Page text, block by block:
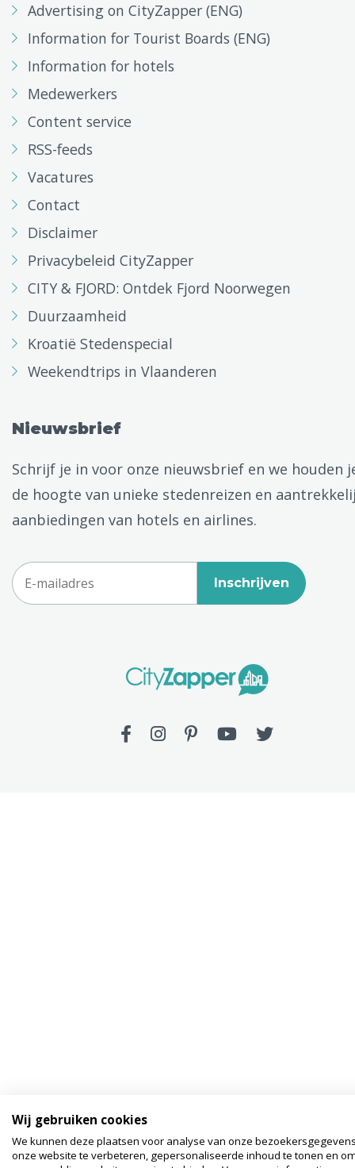
Advertising on CityZapper (ENG)
Information for Tourist Boards (ENG)
Information for hotels
Medewerkers
Content service
RSS-feeds
Vacatures
Contact
Disclaimer
Privacybeleid CityZapper
CITY & FJORD: Ontdek Fjord Noorwegen
Duurzaamheid
Kroatië Stedenspecial
Weekendtrips in Vlaanderen
Nieuwsbrief
Schrijf je in voor onze nieuwsbrief en we houden
de hoogte van unieke stedenreizen en
aanbiedingen van hotels en airlines.
Inschrijven
Wij gebruiken cookies
We kunnen deze plaatsen voor analyse van onze
onze website te verbeteren, gepersonaliseerde inhoud te tonen en